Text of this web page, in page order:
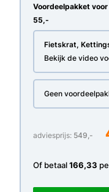
Voordeelpakket
55,-
Fietskrat,
Bekijk de video
Geen
adviesprijs: 549,-
Of betaal166,33